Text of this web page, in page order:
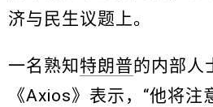
济与民生议题上。
一名熟知特朗普的内部人
《Axios》表示，“他将